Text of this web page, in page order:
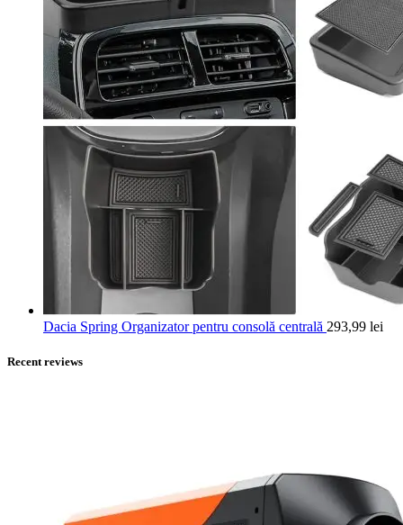
Dacia Spring Organizator pentru consolă centrală 293,99 lei
Recent reviews